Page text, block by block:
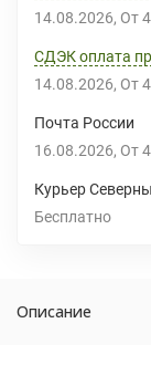
14.08.2026 От
СДЭК оплата
14.08.2026 От
Почта России
16.08.2026 От
Курьер
Бесплатно
Описание